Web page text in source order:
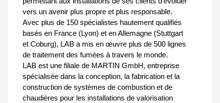
vers un avenir plus propre et plus responsable.
Avec plus de 150 spécialistes hautement qualifiés
basés en France (Lyon) et en Allemagne (Stuttgart
et Coburg), LAB a mis en œuvre plus de 500 lignes
de traitement des fumées à travers le monde.
LAB est une filiale de MARTIN GmbH, entreprise
spécialisée dans la conception, la fabrication et la
construction de systèmes de combustion et de
chaudières pour les installations de valorisation